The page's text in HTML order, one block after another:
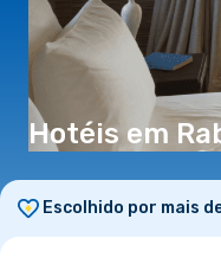
Hotéis em
Escolhido por mais